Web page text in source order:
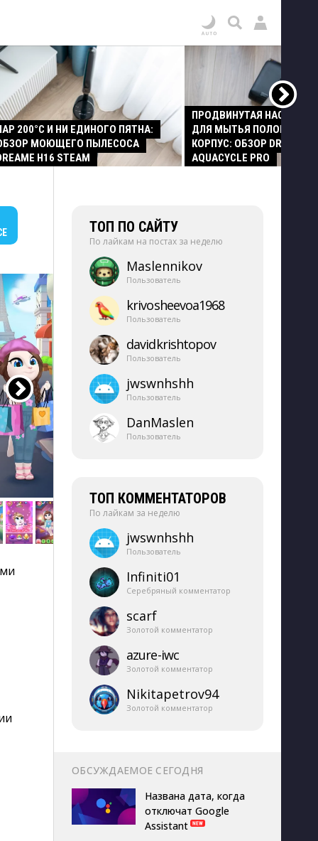
200°C И НИ ЕДИНОГО ПЯТНА:
МОЮЩЕГО ПЫЛЕСОСА
H16 STEAM
ПРОДВИНУТАЯ НАСАДКА
ДЛЯ МЫТЬЯ ПОЛОВ И
КОРПУС: ОБЗОР DREAME
AQUACYCLE PRO
ТОП ПО САЙТУ
По лайкам на постах за неделю
Maslennikov
Пользователь
krivosheevoa1968
Пользователь
davidkrishtopov
Пользователь
jwswnhshh
Пользователь
DanMaslen
Пользователь
ТОП КОММЕНТАТОРОВ
По лайкам за неделю
jwswnhshh
Пользователь
Infiniti01
Серебряный комментатор
scarf
Золотой комментатор
azure-​iwc
Золотой комментатор
Nikitapetrov94
Золотой комментатор
ОБСУЖДАЕМОЕ СЕГОДНЯ
Названа дата, когда
отключат Google
Assistant